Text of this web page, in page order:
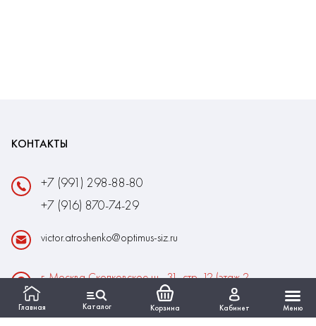
Главная Каталог Корзина Кабинет Меню
КОНТАКТЫ
+7 (991) 298-88-80
+7 (916) 870-74-29
victor.atroshenko@optimus-siz.ru
г. Москва Сколковское ш., 31, стр. 12 (этаж 2,
помещение 22)
Время работы: